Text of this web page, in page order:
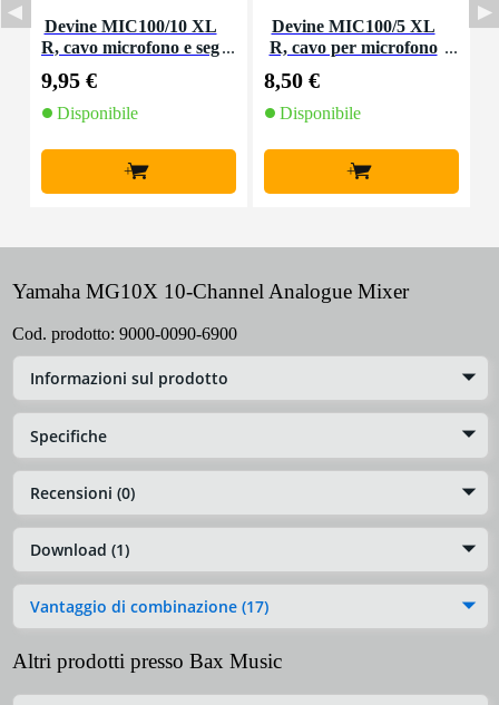
Devine MIC100/10 XL
R, cavo microfono e seg
9,95 €
Disponibile
+
Devine MIC100/5 XL
R, cavo per microfono
8,50 €
Disponibile
+
Yamaha MG10X 10-Channel Analogue Mixer
Cod. prodotto: 9000-0090-6900
Informazioni sul prodotto
Specifiche
Recensioni (0)
Download (1)
Vantaggio di combinazione (17)
Altri prodotti presso Bax Music